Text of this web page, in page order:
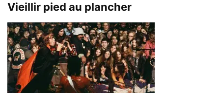
Vieillir pied au plancher